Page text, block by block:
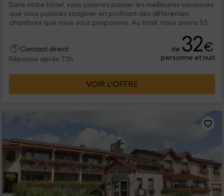
Dans notre hôtel, vous pourrez passer les meilleures vacances
que vous puissiez imaginer en profitant des différentes
chambres que nous vous proposons. Au total, nous avons 53
restaurant, des jardins ou de la piscine.
Contact direct
Réponse après 72h
de 32€
personne et nuit
VOIR L’OFFRE